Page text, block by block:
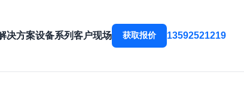
决方案设备系列客户现场 获取报价 13592521219